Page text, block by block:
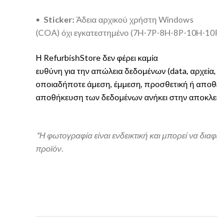
• Sticker: Άδεια αρχικού χρήστη Windows
(COA) όχι εγκατεστημένο (7H-7P-8H-8P-10H-
Η RefurbishStore δεν φέρει καμία
ευθύνη για την απώλεια δεδομένων (data,
οποιαδήποτε άμεση, έμμεση, προσθετική ή
αποθήκευση των δεδομένων ανήκει στην
*Η φωτογραφία είναι ενδεικτική και μπορεί να
προϊόν.